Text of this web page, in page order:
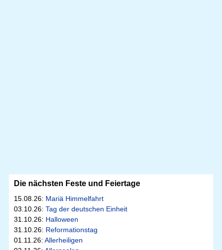
Die nächsten Feste und Feiertage
15.08.26: Mariä Himmelfahrt
03.10.26: Tag der deutschen Einheit
31.10.26: Halloween
31.10.26: Reformationstag
01.11.26: Allerheiligen